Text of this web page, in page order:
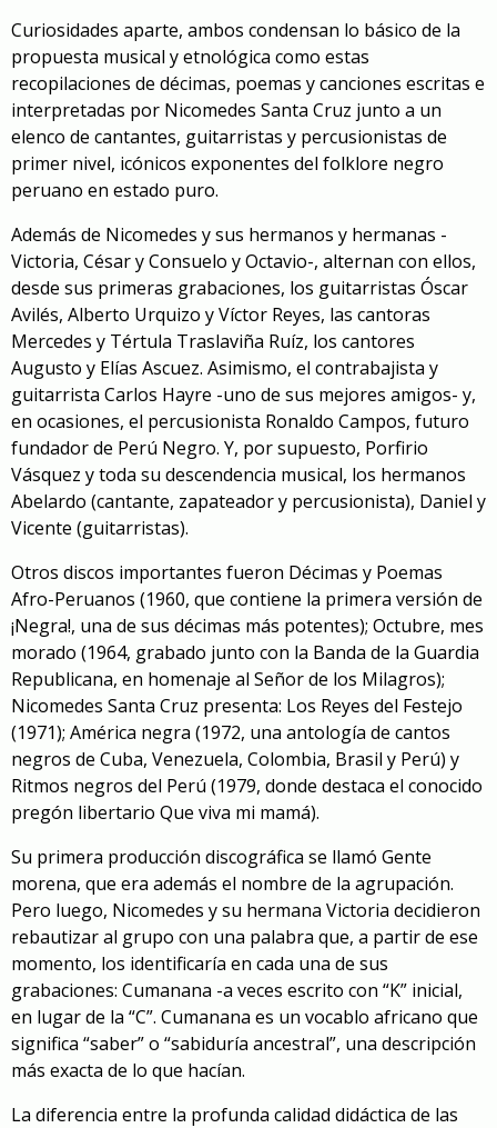
Curiosidades aparte, ambos condensan lo básico de la
propuesta musical y etnológica como estas
recopilaciones de décimas, poemas y canciones escritas e
interpretadas por Nicomedes Santa Cruz junto a un
elenco de cantantes, guitarristas y percusionistas de
primer nivel, icónicos exponentes del folklore negro
peruano en estado puro.
Además de Nicomedes y sus hermanos y hermanas -
Victoria, César y Consuelo y Octavio-, alternan con ellos,
desde sus primeras grabaciones, los guitarristas Óscar
Avilés, Alberto Urquizo y Víctor Reyes, las cantoras
Mercedes y Tértula Traslaviña Ruíz, los cantores
Augusto y Elías Ascuez. Asimismo, el contrabajista y
guitarrista Carlos Hayre -uno de sus mejores amigos- y,
en ocasiones, el percusionista Ronaldo Campos, futuro
fundador de Perú Negro. Y, por supuesto, Porfirio
Vásquez y toda su descendencia musical, los hermanos
Abelardo (cantante, zapateador y percusionista), Daniel y
Vicente (guitarristas).
Otros discos importantes fueron Décimas y Poemas
Afro-Peruanos (1960, que contiene la primera versión de
¡Negra!, una de sus décimas más potentes); Octubre, mes
morado (1964, grabado junto con la Banda de la Guardia
Republicana, en homenaje al Señor de los Milagros);
Nicomedes Santa Cruz presenta: Los Reyes del Festejo
(1971); América negra (1972, una antología de cantos
negros de Cuba, Venezuela, Colombia, Brasil y Perú) y
Ritmos negros del Perú (1979, donde destaca el conocido
pregón libertario Que viva mi mamá).
Su primera producción discográfica se llamó Gente
morena, que era además el nombre de la agrupación.
Pero luego, Nicomedes y su hermana Victoria decidieron
rebautizar al grupo con una palabra que, a partir de ese
momento, los identificaría en cada una de sus
grabaciones: Cumanana -a veces escrito con “K” inicial,
en lugar de la “C”. Cumanana es un vocablo africano que
significa “saber” o “sabiduría ancestral”, una descripción
más exacta de lo que hacían.
La diferencia entre la profunda calidad didáctica de las